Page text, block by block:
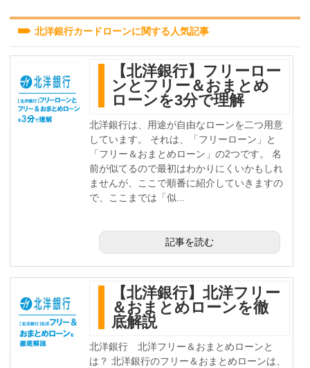
北洋銀行カードローンに関する人気記事
【北洋銀行】フリーロー
ンとフリー＆おまとめ
ローンを3分で理解
北洋銀行は、用途が自由なローンを二つ用意
しています。 それは、「フリーローン」と
「フリー＆おまとめローン」の2つです。 名
前が似てるので最初はわかりにくいかもしれ
ませんが、ここで順番に紹介していきますの
で、ここまでは「似...
記事を読む
【北洋銀行】北洋フリー
＆おまとめローンを徹
底解説
北洋銀行 北洋フリー＆おまとめローンと
は？ 北洋銀行のフリー＆おまとめローンは、